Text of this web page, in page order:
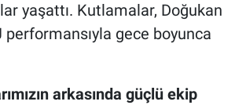
yaşattı. Kutlamalar, Doğukan
performansıyla gece boyunca
arkasında güçlü ekip